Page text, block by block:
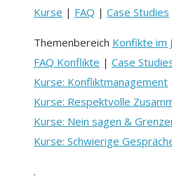
Kurse | FAQ | Case Studies
Themenbereich Konfikte im
FAQ Konflikte | Case
Kurse: Konfliktmanagement
Kurse: Respektvolle
Kurse: Nein sagen &
Kurse: Schwierige
.